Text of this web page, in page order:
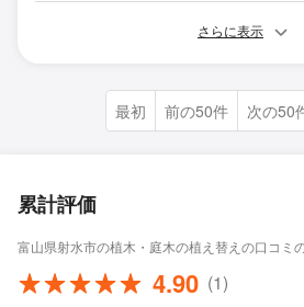
さらに表示
最初 前の50件 次の50
累計評価
富山県射水市の植木・庭木の植え替えの口コミ
4.90 (1)